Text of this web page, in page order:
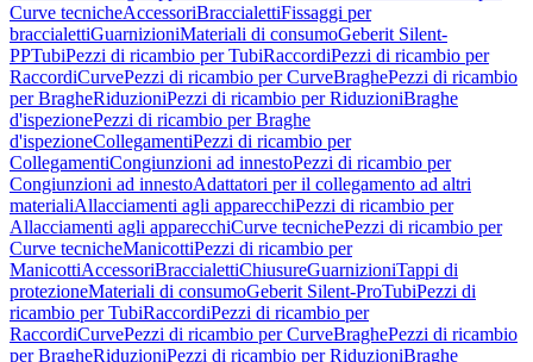
Curve tecnicheAccessoriBraccialettiFissaggi per
braccialettiGuarnizioniMateriali di consumoGeberit Silent-
PPTubiPezzi di ricambio per TubiRaccordiPezzi di ricambio per
RaccordiCurvePezzi di ricambio per CurveBraghePezzi di ricambio
per BragheRiduzioniPezzi di ricambio per RiduzioniBraghe
d'ispezionePezzi di ricambio per Braghe
d'ispezioneCollegamentiPezzi di ricambio per
CollegamentiCongiunzioni ad innestoPezzi di ricambio per
Congiunzioni ad innestoAdattatori per il collegamento ad altri
materialiAllacciamenti agli apparecchiPezzi di ricambio per
Allacciamenti agli apparecchiCurve tecnichePezzi di ricambio per
Curve tecnicheManicottiPezzi di ricambio per
ManicottiAccessoriBraccialettiChiusureGuarnizioniTappi di
protezioneMateriali di consumoGeberit Silent-ProTubiPezzi di
ricambio per TubiRaccordiPezzi di ricambio per
RaccordiCurvePezzi di ricambio per CurveBraghePezzi di ricambio
per BragheRiduzioniPezzi di ricambio per RiduzioniBraghe